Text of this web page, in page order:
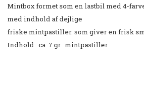
Mintbox formet som en lastbil med 4-
med indhold af dejlige
friske mintpastiller. som giver en frisk
Indhold: ca. 7 gr. mintpastiller